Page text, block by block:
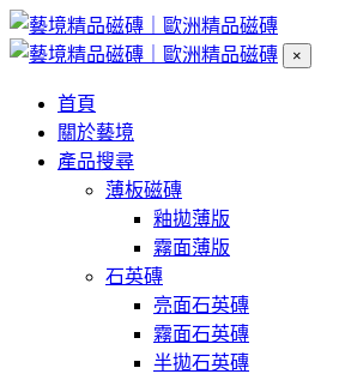
×
首頁
關於藝境
產品搜尋
薄板磁磚
釉拋薄版
霧面薄版
石英磚
亮面石英磚
霧面石英磚
半拋石英磚